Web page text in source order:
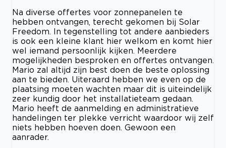
Na diverse offertes voor zonnepanelen te
hebben ontvangen, terecht gekomen bij Solar
Freedom. In tegenstelling tot andere aanbieders
is ook een kleine klant hier welkom en komt hier
wel iemand persoonlijk kijken. Meerdere
mogelijkheden besproken en offertes ontvangen.
Mario zal altijd zijn best doen de beste oplossing
aan te bieden. Uiteraard hebben we even op de
plaatsing moeten wachten maar dit is uiteindelijk
zeer kundig door het installatieteam gedaan.
Mario heeft de aanmelding en administratieve
handelingen ter plekke verricht waardoor wij zelf
niets hebben hoeven doen. Gewoon een
aanrader.